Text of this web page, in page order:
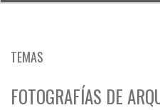
ARTDECÓ
TEMAS
FOTOGRAFÍAS DE